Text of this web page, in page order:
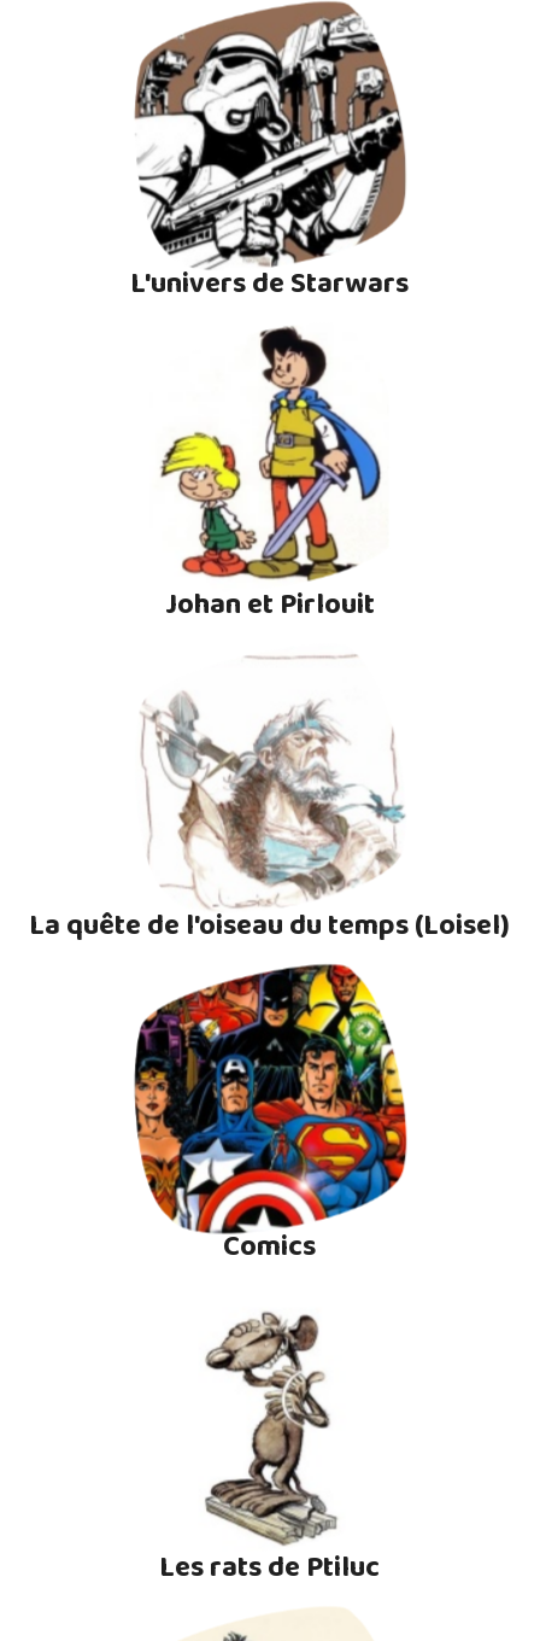
L'univers de Starwars
Johan et Pirlouit
La quête de l'oiseau du temps (Loisel)
Comics
Les rats de Ptiluc